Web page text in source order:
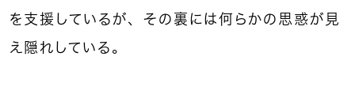
を支援しているが、その裏には何らかの思惑が見
え隠れしている。